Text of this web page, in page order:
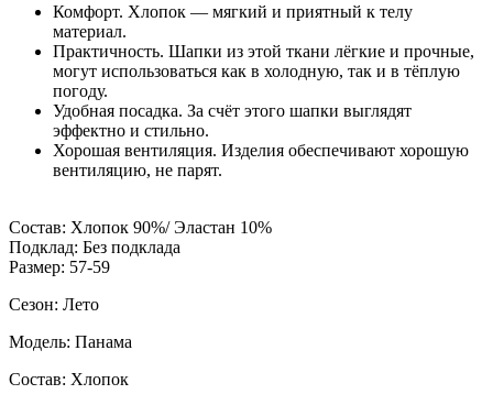
Комфорт. Хлопок — мягкий и приятный к телу
материал.
Практичность. Шапки из этой ткани лёгкие и прочные,
могут использоваться как в холодную, так и в тёплую
погоду.
Удобная посадка. За счёт этого шапки выглядят
эффектно и стильно.
Хорошая вентиляция. Изделия обеспечивают хорошую
вентиляцию, не парят.
Состав: Хлопок 90%/ Эластан 10%
Подклад: Без подклада
Размер: 57-59
Сезон: Лето
Модель: Панама
Состав: Хлопок